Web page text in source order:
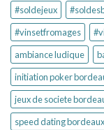
#soldejeux
#vinsetfromages
ambiance ludique
initiation poker
jeux de societe
speed dating bordeaux